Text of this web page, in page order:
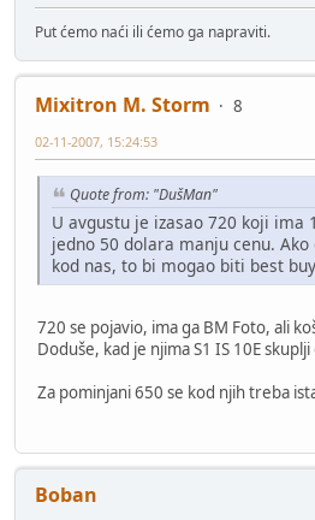
Put ćemo naći ili ćemo ga napraviti.
Mixitron M. Storm
8
02-11-2007, 15:24:53
Quote from: "DušMan"
U avgustu je izasao 720 koji ima
jedno 50 dolara manju cenu. Ako
kod nas, to bi mogao biti best
720 se pojavio, ima ga BM Foto, ali
Doduše, kad je njima S1 IS 10E
Za pominjani 650 se kod njih treba
Boban